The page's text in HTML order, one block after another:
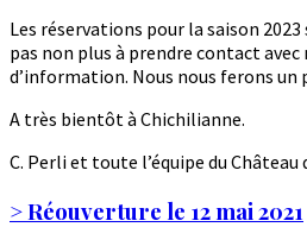
Les réservations pour la saison
pas non plus à prendre contact
d’information. Nous nous ferons un
A très bientôt à Chichilianne.
C. Perli et toute l’équipe du Château
> Réouverture le 12 mai 2021